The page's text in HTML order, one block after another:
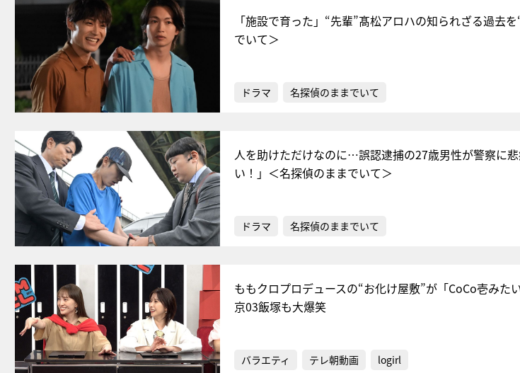
「施設で育った」“先輩”髙松アロハの知られざる過去
でいて＞
ドラマ 名探偵のままでいて
人を助けただけなのに…誤認逮捕の27歳男性が警察に
い！」＜名探偵のままでいて＞
ドラマ 名探偵のままでいて
ももクロプロデュースの“お化け屋敷”が「CoCo壱みた
京03飯塚も大爆笑
バラエティ テレ朝動画 logirl